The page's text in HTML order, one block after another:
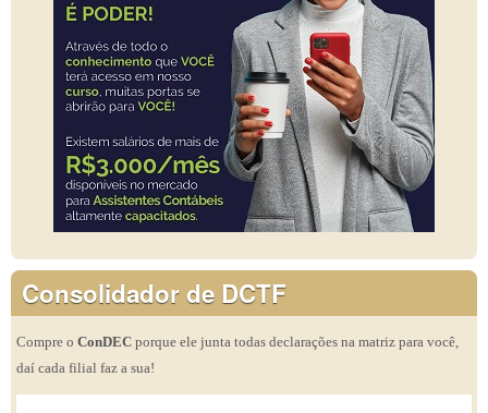
Consolidador de DCTF
Compre o ConDEC porque ele junta todas declarações na matriz para você,
daí cada filial faz a sua!